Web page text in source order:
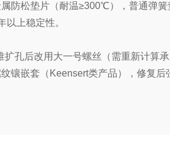
防松垫片（耐温≥300℃），普通弹
以上稳定性。
扩孔后改用大一号螺丝（需重新计算
镶嵌套（Keensert类产品），修复